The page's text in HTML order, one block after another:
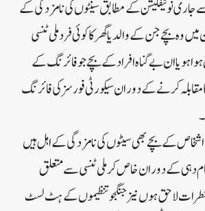
نوٹیفکیشن کے مطابق سینٹوں کی نامزدگی کے
وہ بچے جن کے والد یا گھر کا کوئی فرد ملی ٹنسی
ہو یا ان بے گناہ افراد کے بچے جو فائرنگ کے
کرنے کے دوران سیکورٹی فورسز کی فائرنگ
کے بچے بھی سیٹوں کی نامزدگی کے اہل ہیں
دہی کے دوران خاص کر ملی ٹنسی سے متعلق
لاحق ہوں نیز جنگجو تنظیموں کے ہٹ لسٹ